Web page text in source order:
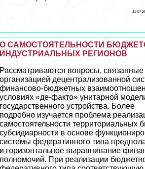
15 07
О САМОСТОЯТЕЛЬНОСТИ
ИНДУСТРИАЛЬНЫХ РЕГИОНОВ
Рассматриваются вопросы, связанные
организацией децентрализованной
финансово-бюджетных
условиях «де-факто» унитарной
государственного устройства. Более
подробно изучается проблема
самостоятельности территориальных
субсидиарности в основе
системы федеративного типа
и горизонтальное выравнивание
полномочий. При реализации